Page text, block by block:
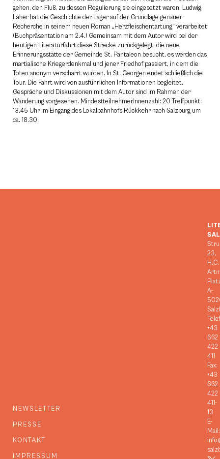
gehen, den Fluß, zu dessen Regulierung sie eingesetzt waren. Ludwig
Laher hat die Geschichte der Lager auf der Grundlage genauer
Recherche in seinem neuen Roman „Herzfleischentartung“ verarbeitet
(Buchpräsentation am 2.4.) Gemeinsam mit dem Autor wird bei der
heutigen Literaturfahrt diese Strecke zurückgelegt, die neue
Erinnerungsstätte der Gemeinde St. Pantaleon besucht, es werden das
martialische Kriegerdenkmal und jener Friedhof passiert, in dem die
Toten anonym verscharrt wurden. In St. Georgen endet schließlich die
Tour. Die Fahrt wird von ausführlichen Informationen begleitet,
Gespräche und Diskussionen mit dem Autor sind im Rahmen der
Wanderung vorgesehen. MindestteilnehmerInnenzahl: 20 Treffpunkt:
13.45 Uhr im Eingang des Lokalbahnhofs Rückkehr nach Salzburg um
ca. 18.30.
NEWSLETTER
PRESSE
KONTAKT
IMPRESSUM
23,
H.C.
A-
+43
662
422
411
Fax:
+43
662
422
411-
13
E-
Mail: